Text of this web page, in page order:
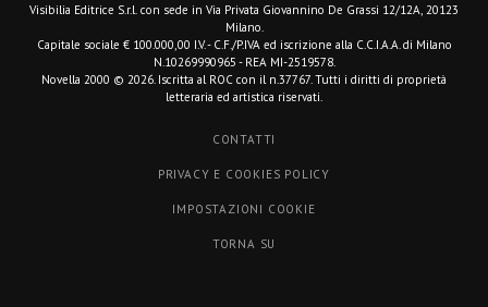
Visibilia Editrice S.r.l. con sede in Via Privata Giovannino De Grassi 12/12A, 20123
Milano.
Capitale sociale € 100.000,00 I.V. - C.F./P.IVA ed iscrizione alla C.C.I.A.A. di Milano
N.10269990965 - REA MI-2519578.
Novella 2000 © 2026. Iscritta al ROC con il n.37767. Tutti i diritti di proprietà
letteraria ed artistica riservati.
CONTATTI
PRIVACY E COOKIES POLICY
IMPOSTAZIONI COOKIE
TORNA SU